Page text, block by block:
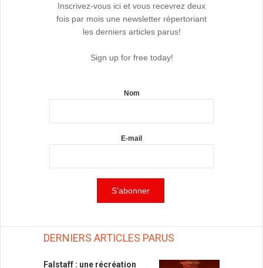
Inscrivez-vous ici et vous recevrez deux
fois par mois une newsletter répertoriant
les derniers articles parus!
Sign up for free today!
Nom
E-mail
DERNIERS ARTICLES PARUS
Falstaff : une récréation